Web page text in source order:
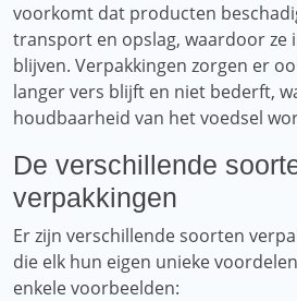
voorkomt dat producten
transport en opslag, waardoor ze
blijven. Verpakkingen zorgen er
langer vers blijft en niet bederft,
houdbaarheid van het voedsel
De verschillende
verpakkingen
Er zijn verschillende soorten
die elk hun eigen unieke
enkele voorbeelden: